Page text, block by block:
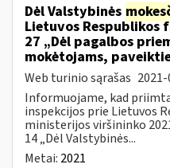
Dėl Valstybinės
Lietuvos Respublikos
27 „Dėl pagalbos
mokėtojams,
Web turinio sąrašas
Informuojame, kad
inspekcijos prie Lietuvos
ministerijos viršininko
14 „Dėl Valstybinės...
Metai: 2021